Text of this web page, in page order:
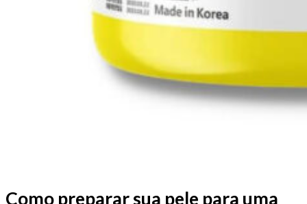
Como preparar sua pele para uma